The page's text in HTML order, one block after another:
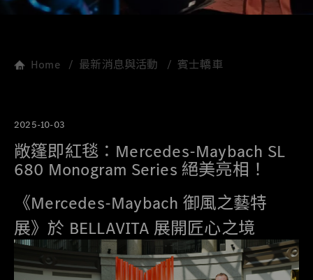
Home 最新消息與活動 賓士轎車
2025-10-03
敞篷即紅毯：Mercedes-Maybach SL
680 Monogram Series 絕美亮相！
《Mercedes-Maybach 御風之藝特
展》於 BELLAVITA 展開匠心之境